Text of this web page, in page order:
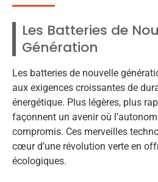
Les Batteries de
Génération
Les batteries de nouvelle
aux exigences croissantes de
énergétique. Plus légères, plus
façonnent un avenir où
compromis. Ces merveilles
cœur d’une révolution verte en
écologiques.